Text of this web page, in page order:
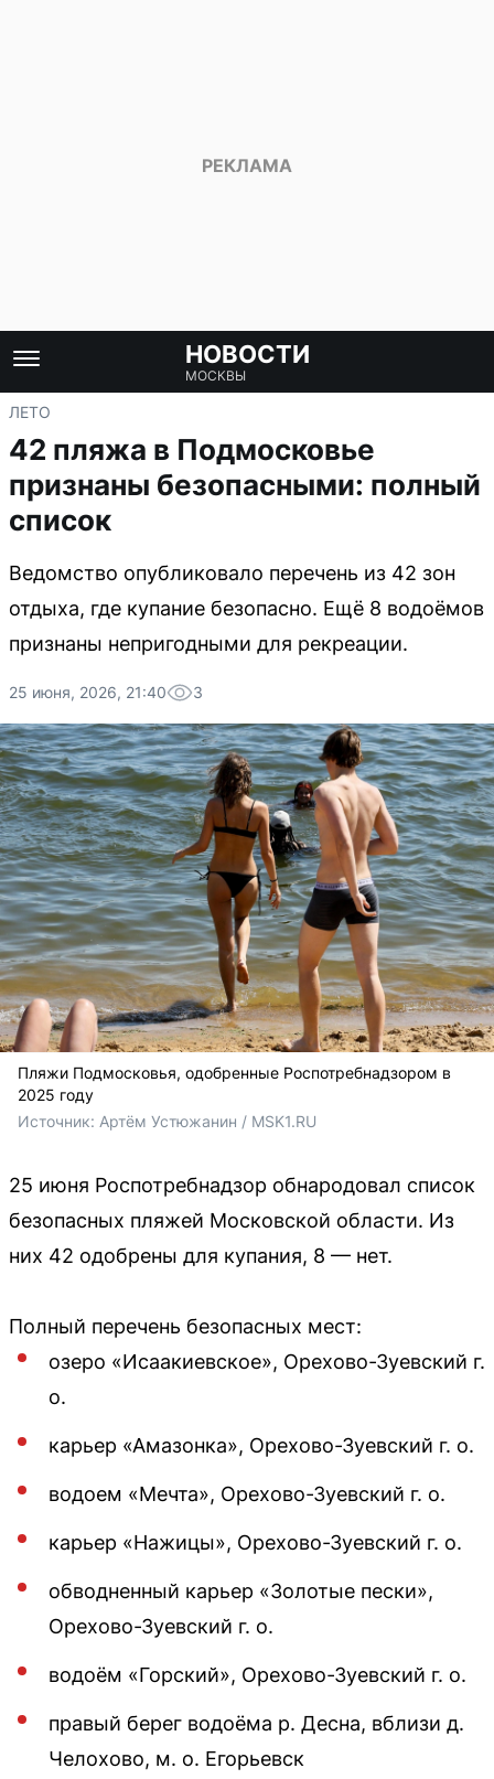
НОВОСТИ
МОСКВЫ
ЛЕТО
42 пляжа в Подмосковье
признаны безопасными: полный
список
Ведомство опубликовало перечень из 42 зон
отдыха, где купание безопасно. Ещё 8 водоёмов
признаны непригодными для рекреации.
25 июня, 2026, 21:40 3
Пляжи Подмосковья, одобренные Роспотребнадзором в
2025 году
Источник: Артём Устюжанин / MSK1.RU
25 июня Роспотребнадзор обнародовал список
безопасных пляжей Московской области. Из
них 42 одобрены для купания, 8 — нет.
Полный перечень безопасных мест:
озеро «Исаакиевское», Орехово-Зуевский г.
о.
карьер «Амазонка», Орехово-Зуевский г. о.
водоем «Мечта», Орехово-Зуевский г. о.
карьер «Нажицы», Орехово-Зуевский г. о.
обводненный карьер «Золотые пески»,
Орехово-Зуевский г. о.
водоём «Горский», Орехово-Зуевский г. о.
правый берег водоёма р. Десна, вблизи д.
Челохово, м. о. Егорьевск